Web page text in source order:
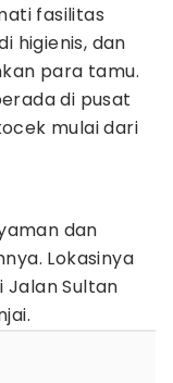
fasilitas
higienis, dan
para tamu.
di pusat
mulai dari
dan
Lokasinya
Jalan Sultan